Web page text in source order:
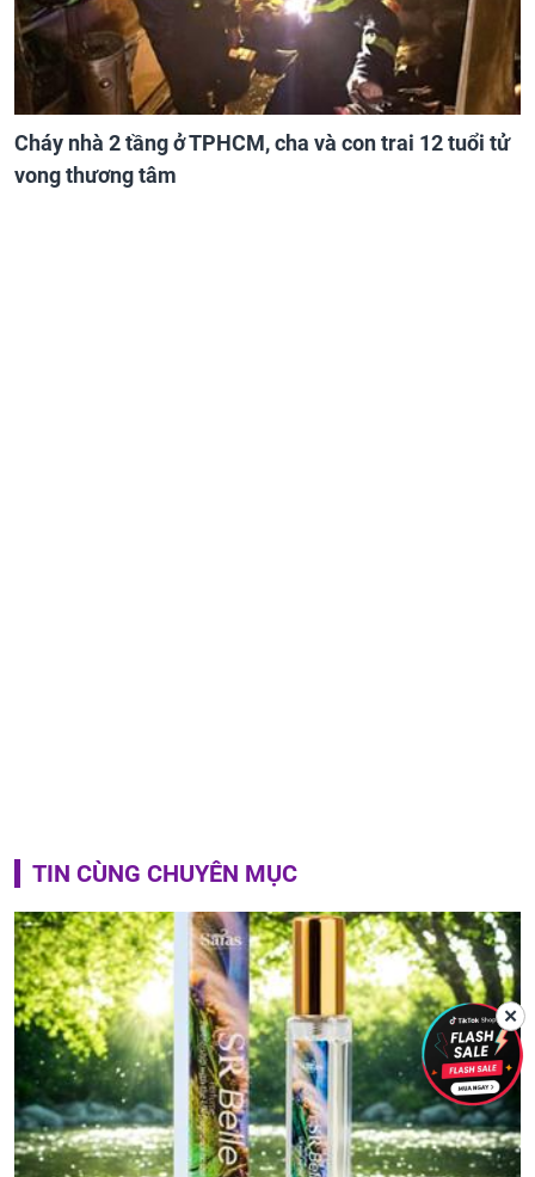
Cháy nhà 2 tầng ở TPHCM, cha và con trai 12 tuổi tử
vong thương tâm
TIN CÙNG CHUYÊN MỤC
✕